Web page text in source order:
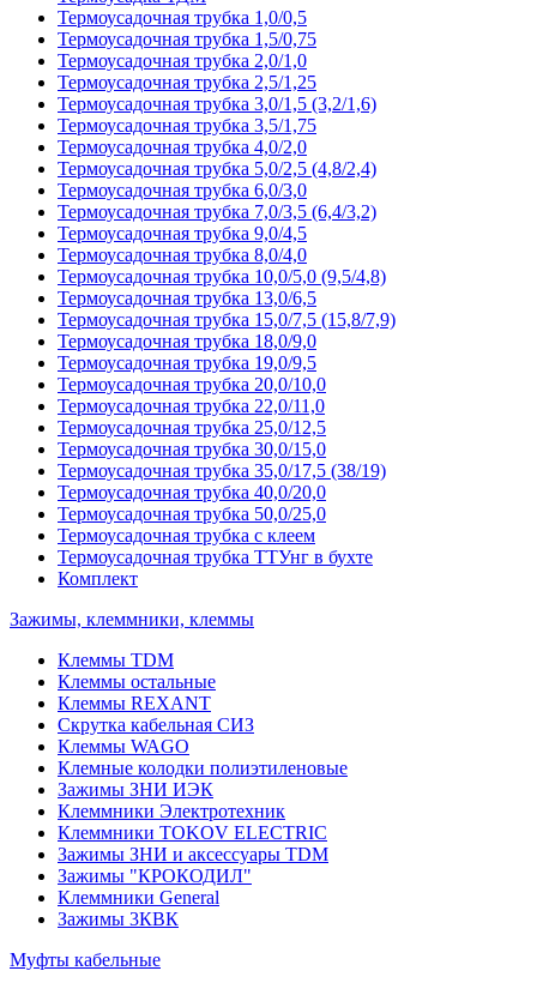
Термоусадочная трубка 1,0/0,5
Термоусадочная трубка 1,5/0,75
Термоусадочная трубка 2,0/1,0
Термоусадочная трубка 2,5/1,25
Термоусадочная трубка 3,0/1,5 (3,2/1,6)
Термоусадочная трубка 3,5/1,75
Термоусадочная трубка 4,0/2,0
Термоусадочная трубка 5,0/2,5 (4,8/2,4)
Термоусадочная трубка 6,0/3,0
Термоусадочная трубка 7,0/3,5 (6,4/3,2)
Термоусадочная трубка 9,0/4,5
Термоусадочная трубка 8,0/4,0
Термоусадочная трубка 10,0/5,0 (9,5/4,8)
Термоусадочная трубка 13,0/6,5
Термоусадочная трубка 15,0/7,5 (15,8/7,9)
Термоусадочная трубка 18,0/9,0
Термоусадочная трубка 19,0/9,5
Термоусадочная трубка 20,0/10,0
Термоусадочная трубка 22,0/11,0
Термоусадочная трубка 25,0/12,5
Термоусадочная трубка 30,0/15,0
Термоусадочная трубка 35,0/17,5 (38/19)
Термоусадочная трубка 40,0/20,0
Термоусадочная трубка 50,0/25,0
Термоусадочная трубка с клеем
Термоусадочная трубка ТТУнг в бухте
Комплект
Зажимы, клеммники, клеммы
Клеммы TDM
Клеммы остальные
Клеммы REXANT
Скрутка кабельная СИЗ
Клеммы WAGO
Клемные колодки полиэтиленовые
Зажимы ЗНИ ИЭК
Клеммники Электротехник
Клеммники TOKOV ELECTRIC
Зажимы ЗНИ и аксессуары TDM
Зажимы "КРОКОДИЛ"
Клеммники General
Зажимы 3КВК
Муфты кабельные